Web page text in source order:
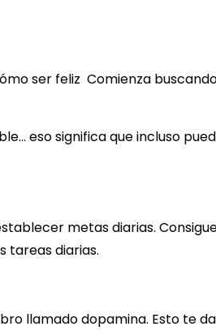
ser feliz Comienza
eso significa que incluso
metas diarias.
tareas diarias.
llamado dopamina. Esto te